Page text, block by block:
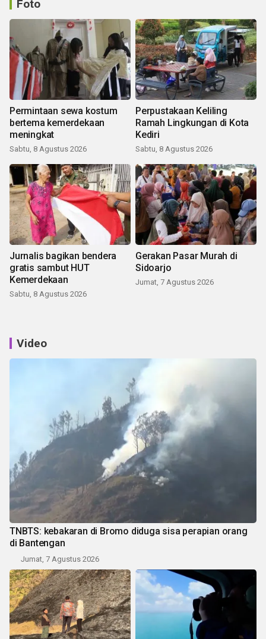
Foto
Permintaan sewa kostum
bertema kemerdekaan
meningkat
Sabtu, 8 Agustus 2026
Perpustakaan Keliling
Ramah Lingkungan di Kota
Kediri
Sabtu, 8 Agustus 2026
Jurnalis bagikan bendera
gratis sambut HUT
Kemerdekaan
Sabtu, 8 Agustus 2026
Gerakan Pasar Murah di
Sidoarjo
Jumat, 7 Agustus 2026
Video
TNBTS: kebakaran di Bromo diduga sisa perapian orang
di Bantengan
Jumat, 7 Agustus 2026